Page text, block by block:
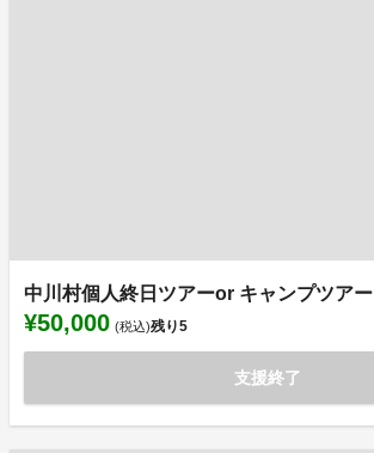
中川村個人終日ツアーor キャンプツアー
¥50,000 (税込)残り5
支援終了